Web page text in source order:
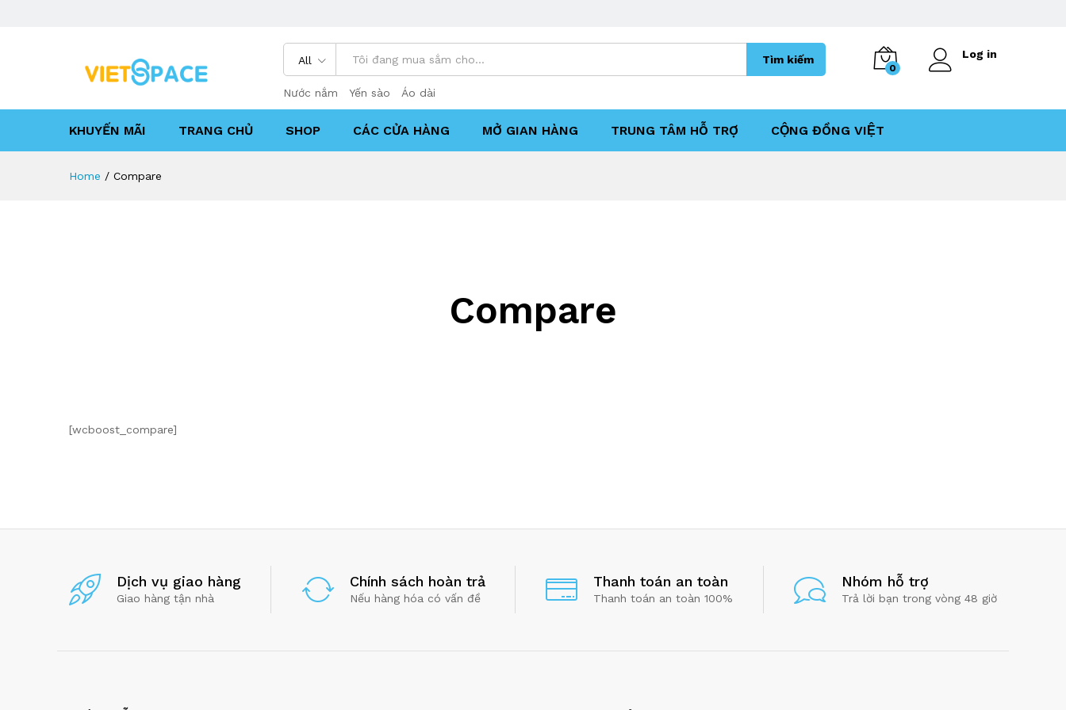
All Tìm kiếm
Nước nắm Yến sào Áo dài
0
Log in
KHUYẾN MÃI TRANG CHỦ SHOP CÁC CỬA HÀNG MỞ GIAN HÀNG TRUNG TÂM HỖ TRỢ CỘNG ĐỒNG VIỆT
Home / Compare
Compare
[wcboost_compare]
Dịch vụ giao hàng
Giao hàng tận nhà
Chính sách hoàn trả
Nếu hàng hóa có vấn đề
Thanh toán an toàn
Thanh toán an toàn 100%
Nhóm hỗ trợ
Trả lời bạn trong vòng 48 giờ